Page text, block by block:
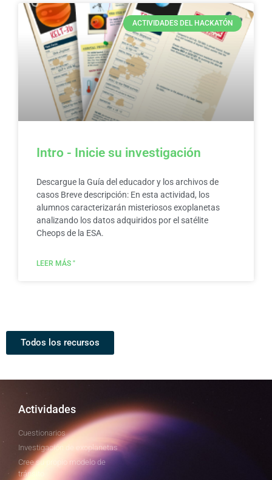
ACTIVIDADES DEL HACKATÓN
Intro - Inicie su investigación
Descargue la Guía del educador y los archivos de
casos Breve descripción: En esta actividad, los
alumnos caracterizarán misteriosos exoplanetas
analizando los datos adquiridos por el satélite
Cheops de la ESA.
LEER MÁS "
Todos los recursos
Actividades
Cuestionarios
Investigación de exoplanetas
Cree su propio modelo de
tránsito